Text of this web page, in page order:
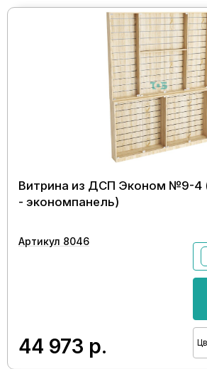
Витрина из ДСП Эконом №9-4
- экономпанель)
Артикул 8046
44 973 р.